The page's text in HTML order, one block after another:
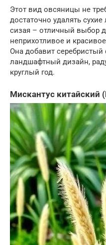
Этот вид овсяницы не
достаточно удалять
сизая – отличный выбор
неприхотливое и
Она добавит серебристый
ландшафтный дизайн,
круглый год.
Мискантус китайский